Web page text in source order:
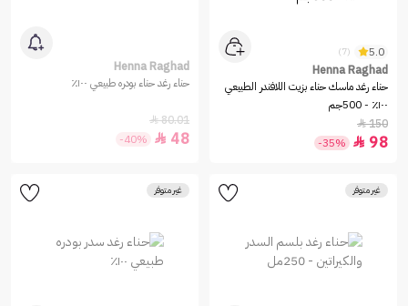
5.0
(7)
Henna Raghad
حناء رغد ماسك حناء بزيت اللافندر الطبيعي
١٠٠٪ - 500جم
150

98

-35%
Henna Raghad
حناء رغد حناء بودره طبيعي ١٠٠٪
80.01

48

-40%
غير متوفر غير متوفر